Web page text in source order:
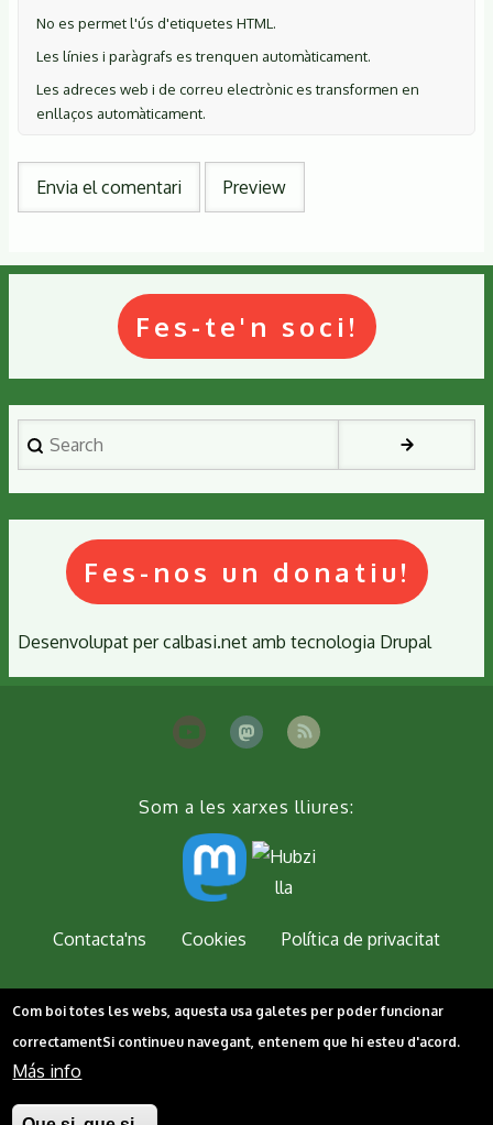
No es permet l'ús d'etiquetes HTML.
Les línies i paràgrafs es trenquen automàticament.
Les adreces web i de correu electrònic es transformen en
enllaços automàticament.
Fes-te'n soci!
Search
Fes-nos un donatiu!
Desenvolupat percalbasi.net amb tecnologia Drupal
Som a les xarxes lliures:
Contacta'ns Cookies Política de privacitat
Com boi totes les webs, aquesta usa galetes per poder funcionar
correctamentSi continueu navegant, entenem que hi esteu d'acord.
Más info